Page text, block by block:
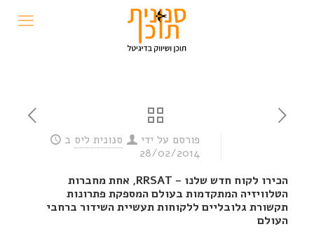
פורסם על ידי סנונית ליס ב
28/02/2014
הכירו לקוח חדש שלנו – RRSAT, אחת מחברות
הטלוויזיה המתקדמות בעולם המספקת פתרונות
תקשורת גלובליים ללקוחות תעשיית השידור ברחבי
העולם